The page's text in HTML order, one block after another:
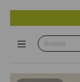
SIN INTERÉS